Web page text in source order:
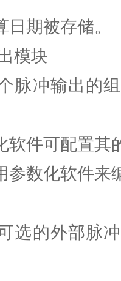
期被存储。
模块
脉冲输出的
软件可配置其
参数化软件来
选的外部脉